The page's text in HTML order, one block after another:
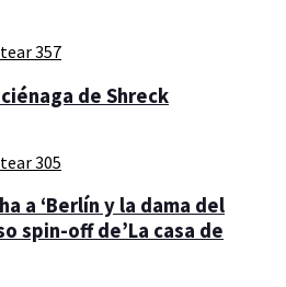
357
de Shreck
305
a ‘Berlín y la dama del
spin-off de’La casa de